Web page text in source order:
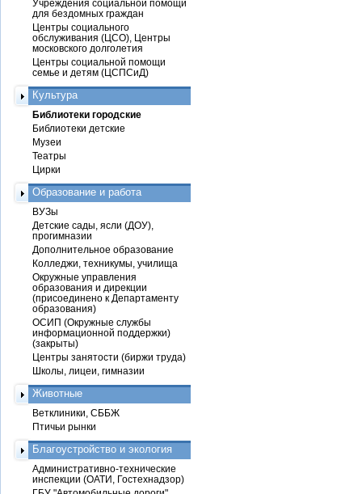
Учреждения социальной помощи
для бездомных граждан
Центры социального
обслуживания (ЦСО), Центры
московского долголетия
Центры социальной помощи
семье и детям (ЦСПСиД)
Культура
Библиотеки городские
Библиотеки детские
Музеи
Театры
Цирки
Образование и работа
ВУЗы
Детские сады, ясли (ДОУ),
прогимназии
Дополнительное образование
Колледжи, техникумы, училища
Окружные управления
образования и дирекции
(присоединено к Департаменту
образования)
ОСИП (Окружные службы
информационной поддержки)
(закрыты)
Центры занятости (биржи труда)
Школы, лицеи, гимназии
Животные
Ветклиники, СББЖ
Птичьи рынки
Благоустройство и экология
Административно-технические
инспекции (ОАТИ, Гостехнадзор)